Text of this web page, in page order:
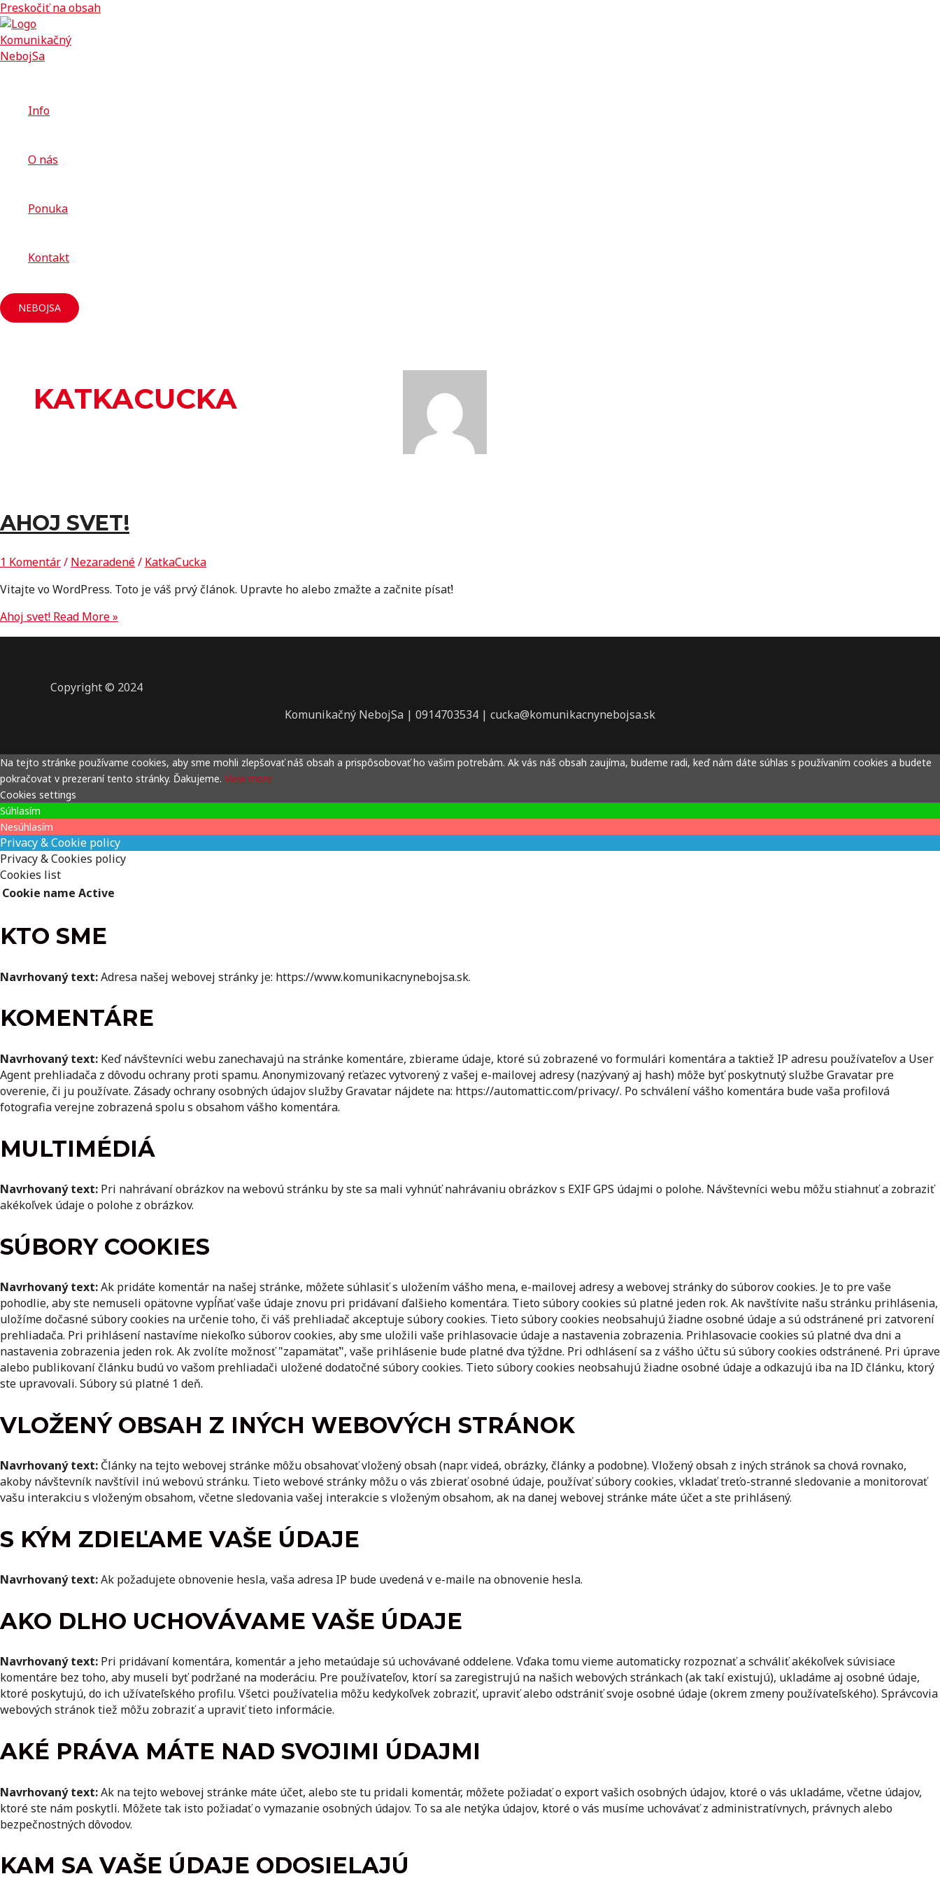
Preskočiť na obsah
Info
O nás
Ponuka
Kontakt
NEBOJSA
KATKACUCKA
AHOJ SVET!
1 Komentár/ Nezaradené/ KatkaCucka
Vitajte vo WordPress. Toto je váš prvý článok. Upravte ho alebo zmažte a začnite písať!
Ahoj svet! Read More »
Copyright © 2024
Komunikačný NebojSa | 0914703534 | cucka@komunikacnynebojsa.sk
Na tejto stránke používame cookies, aby sme mohli zlepšovať náš obsah a prispôsobovať ho vašim potrebám. Ak vás náš obsah zaujíma, budeme radi, keď nám dáte súhlas s používaním cookies a budete
pokračovat v prezeraní tento stránky. Ďakujeme. View more
Cookies settings
Súhlasím
Nesúhlasím
Privacy & Cookie policy
Privacy & Cookies policy
Cookies list
Cookie name Active
KTO SME
Navrhovaný text:Adresa našej webovej stránky je: https://www.komunikacnynebojsa.sk.
KOMENTÁRE
Navrhovaný text: Keď návštevníci webu zanechavajú na stránke komentáre, zbierame údaje, ktoré sú zobrazené vo formulári komentára a taktiež IP adresu používateľov a User
Agent prehliadača z dôvodu ochrany proti spamu. Anonymizovaný reťazec vytvorený z vašej e-mailovej adresy (nazývaný aj hash) môže byť poskytnutý službe Gravatar pre
overenie, či ju používate. Zásady ochrany osobných údajov služby Gravatar nájdete na: https://automattic.com/privacy/. Po schválení vášho komentára bude vaša profilová
fotografia verejne zobrazená spolu s obsahom vášho komentára.
MULTIMÉDIÁ
Navrhovaný text: Pri nahrávaní obrázkov na webovú stránku by ste sa mali vyhnúť nahrávaniu obrázkov s EXIF GPS údajmi o polohe. Návštevníci webu môžu stiahnuť a zobraziť
akékoľvek údaje o polohe z obrázkov.
SÚBORY COOKIES
Navrhovaný text:Ak pridáte komentár na našej stránke, môžete súhlasiť s uložením vášho mena, e-mailovej adresy a webovej stránky do súborov cookies. Je to pre vaše
pohodlie, aby ste nemuseli opätovne vypĺňať vaše údaje znovu pri pridávaní ďalšieho komentára. Tieto súbory cookies sú platné jeden rok. Ak navštívite našu stránku prihlásenia,
uložíme dočasné súbory cookies na určenie toho, či váš prehliadač akceptuje súbory cookies. Tieto súbory cookies neobsahujú žiadne osobné údaje a sú odstránené pri zatvorení
prehliadača. Pri prihlásení nastavíme niekoľko súborov cookies, aby sme uložili vaše prihlasovacie údaje a nastavenia zobrazenia. Prihlasovacie cookies sú platné dva dni a
nastavenia zobrazenia jeden rok. Ak zvolíte možnosť "zapamätať", vaše prihlásenie bude platné dva týždne. Pri odhlásení sa z vášho účtu sú súbory cookies odstránené. Pri úprave
alebo publikovaní článku budú vo vašom prehliadači uložené dodatočné súbory cookies. Tieto súbory cookies neobsahujú žiadne osobné údaje a odkazujú iba na ID článku, ktorý
ste upravovali. Súbory sú platné 1 deň.
VLOŽENÝ OBSAH Z INÝCH WEBOVÝCH STRÁNOK
Navrhovaný text: Články na tejto webovej stránke môžu obsahovať vložený obsah (napr. videá, obrázky, články a podobne). Vložený obsah z iných stránok sa chová rovnako,
akoby návštevník navštívil inú webovú stránku. Tieto webové stránky môžu o vás zbierať osobné údaje, používať súbory cookies, vkladať treťo-stranné sledovanie a monitorovať
vašu interakciu s vloženým obsahom, včetne sledovania vašej interakcie s vloženým obsahom, ak na danej webovej stránke máte účet a ste prihlásený.
S KÝM ZDIEĽAME VAŠE ÚDAJE
Navrhovaný text:Ak požadujete obnovenie hesla, vaša adresa IP bude uvedená v e-maile na obnovenie hesla.
AKO DLHO UCHOVÁVAME VAŠE ÚDAJE
Navrhovaný text: Pri pridávaní komentára, komentár a jeho metaúdaje sú uchovávané oddelene. Vďaka tomu vieme automaticky rozpoznať a schváliť akékoľvek súvisiace
komentáre bez toho, aby museli byť podržané na moderáciu. Pre používateľov, ktorí sa zaregistrujú na našich webových stránkach (ak takí existujú), ukladáme aj osobné údaje,
ktoré poskytujú, do ich užívateľského profilu. Všetci používatelia môžu kedykoľvek zobraziť, upraviť alebo odstrániť svoje osobné údaje (okrem zmeny používateľského). Správcovia
webových stránok tiež môžu zobraziť a upraviť tieto informácie.
AKÉ PRÁVA MÁTE NAD SVOJIMI ÚDAJMI
Navrhovaný text:Ak na tejto webovej stránke máte účet, alebo ste tu pridali komentár, môžete požiadať o export vašich osobných údajov, ktoré o vás ukladáme, včetne údajov,
ktoré ste nám poskytli. Môžete tak isto požiadať o vymazanie osobných údajov. To sa ale netýka údajov, ktoré o vás musíme uchovávať z administratívnych, právnych alebo
bezpečnostných dôvodov.
KAM SA VAŠE ÚDAJE ODOSIELAJÚ